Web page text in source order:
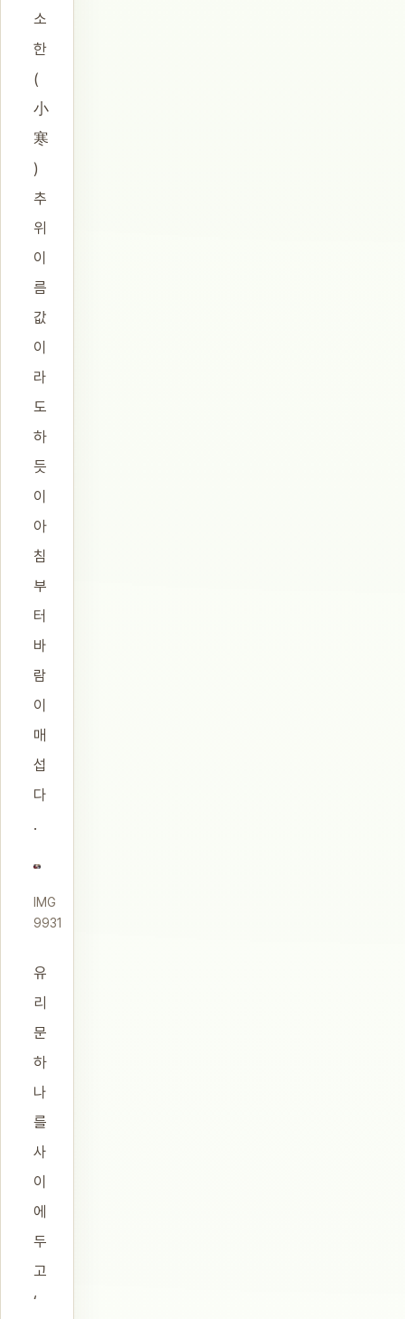
소
한
(
小
寒
)
추
위
이
름
값
이
라
도
하
듯
이
아
침
부
터
바
람
이
매
섭
다
.
IMG
9931
유
리
문
하
나
를
사
이
에
두
고
‘